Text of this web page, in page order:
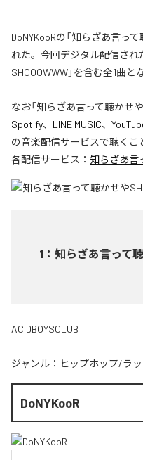
DoNYKooRの「知らざあ言っ
れた。今回デジタル配信され
SHOOOWWW」を含む全1曲と
なお「知らざあ言って聴かせや
Spotify、 LINE MUSIC、
の音楽配信サービスで聴くこ
各配信サービス： 知らざあ言
1 ： 知らざあ言って
ACIDBOYSCLUB
ジャンル： ヒップホップ/ラ
DoNYKooR